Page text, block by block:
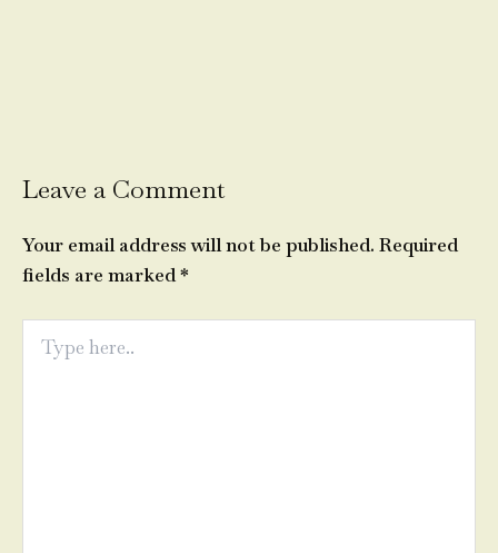
Leave a Comment
Your email address will not be published. Required
fields are marked*
here..